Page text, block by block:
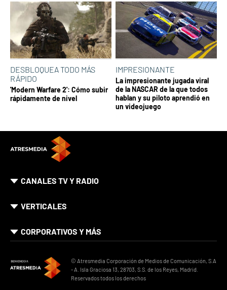
DESBLOQUEA TODO MÁS
RÁPIDO
'Modern Warfare 2': Cómo subir
rápidamente de nivel
IMPRESIONANTE
La impresionante jugada viral
de la NASCAR de la que todos
hablan y su piloto aprendió en
un videojuego
CANALES TV Y RADIO
VERTICALES
CORPORATIVOS Y MÁS
© Atresmedia Corporación de Medios de Comunicación, S.A
- A. Isla Graciosa 13, 28703, S.S. de los Reyes, Madrid.
Reservados todos los derechos